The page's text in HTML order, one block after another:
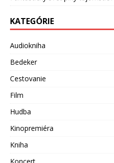
KATEGÓRIE
Audiokniha
Bedeker
Cestovanie
Film
Hudba
Kinopremiéra
Kniha
Koncert